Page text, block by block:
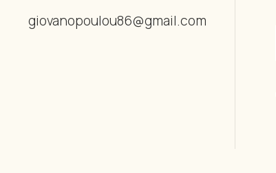
giovanopoulou86@gmail.com